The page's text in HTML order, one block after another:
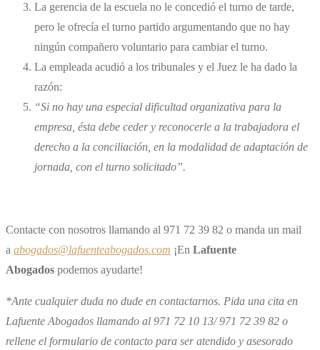
La gerencia de la escuela no le concedió el turno de tarde,
pero le ofrecía el turno partido argumentando que no hay
ningún compañero voluntario para cambiar el turno.
La empleada acudió a los tribunales y el Juez le ha dado la
razón:
“Si no hay una especial dificultad organizativa para la
empresa, ésta debe ceder y reconocerle a la trabajadora el
derecho a la conciliación, en la modalidad de adaptación de
jornada, con el turno solicitado”.
Contacte con nosotros llamando al 971 72 39 82 o manda un mail
a abogados@lafuenteabogados.com ¡En Lafuente
Abogados podemos ayudarte!
*Ante cualquier duda no dude en contactarnos. Pida una cita en
Lafuente Abogados llamando al 971 72 10 13/ 971 72 39 82 o
rellene el formulario de contacto para ser atendido y asesorado